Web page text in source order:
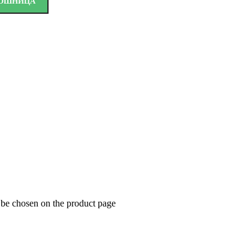
chosen on the product page